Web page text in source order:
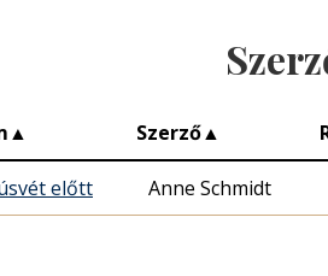
▲ Szerző▲
előtt Anne Schmidt